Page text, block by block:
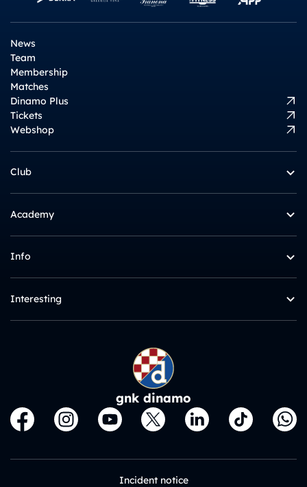
News
Team
Membership
Matches
Dinamo Plus
Tickets
Webshop
Club
Academy
Info
Interesting
gnk dinamo
Incident notice